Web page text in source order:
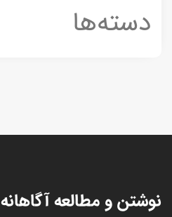
دسته‌ها
نوشتن و مطالعه آگاهانه